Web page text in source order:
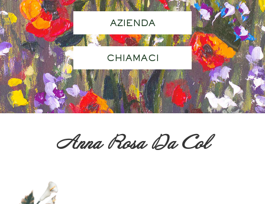
AZIENDA
CHIAMACI
Anna Rosa Da Col